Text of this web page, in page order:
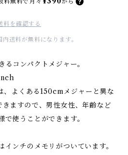
料を確認する
送料が無料になります。
コンパクトメジャー。
、よくある150cmメジャーと異な
ますので、男性女性、年齢など
で使うことができます。
インチのメモリがついています。